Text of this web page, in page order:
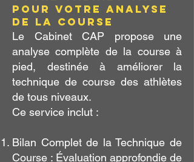
pour votre analyse
de la course
Le Cabinet CAP propose une
analyse complète de la course à
pied, destinée à améliorer la
technique de course des athlètes
de tous niveaux.
Ce service inclut :
Bilan Complet de la Technique de
Course : Évaluation approfondie de